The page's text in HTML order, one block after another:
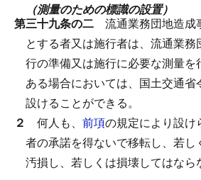
（測量のための標識の設置）
第三十九条の二 流通業務団地造成
とする者又は施行者は、流通業
行の準備又は施行に必要な測量を
ある場合においては、国土交通省
設けることができる。
２ 何人も、 前項の規定により設け
者の承諾を得ないで移転し、若し
汚損し、若しくは損壊してはなら